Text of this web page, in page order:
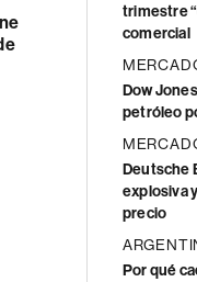
trimestre
comercial
Dow
petróleo
Deutsche
explosiva
precio
Por qué